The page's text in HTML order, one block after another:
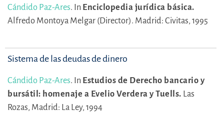
Cándido Paz-Ares. In Enciclopedia jurídica básica.
Alfredo Montoya Melgar (Director). Madrid: Civitas, 1995
Sistema de las deudas de dinero
Cándido Paz-Ares. In Estudios de Derecho bancario y
bursátil: homenaje a Evelio Verdera y Tuells. Las
Rozas, Madrid: La Ley, 1994